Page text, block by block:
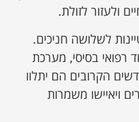
ולעזור לזולת.
לשלושה חניכים.
רפואי בסיסי, מערכת
הקרובים הם יתלוו
ויאיישו משמרות